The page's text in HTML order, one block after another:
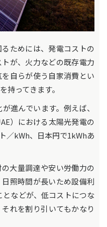
ためには、発電コストの
が、火力などの既存電力
自らが使う自家消費とい
持ってきます。
進んでいます。例えば、
）における太陽光発電の
／kWh、日本円で1kWhあ
大量調達や安い労働力の
照時間が長いため設備利
などが、低コストにつな
れを割り引いてもかなり